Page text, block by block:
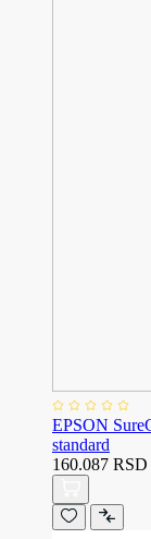
EPSON
standard
160.087 RSD